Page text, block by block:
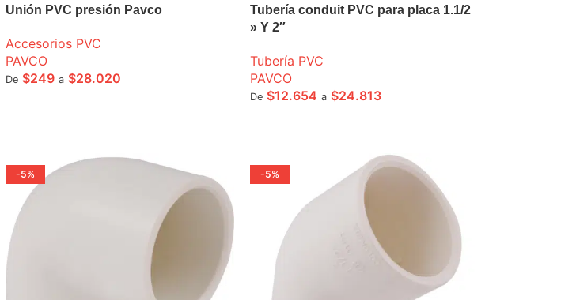
Unión PVC presión Pavco
Accesorios PVC
PAVCO
De $249 a $28.020
Tubería conduit PVC para placa 1.1/2
» Y 2″
Tubería PVC
PAVCO
De $12.654 a $24.813
-5% -5%